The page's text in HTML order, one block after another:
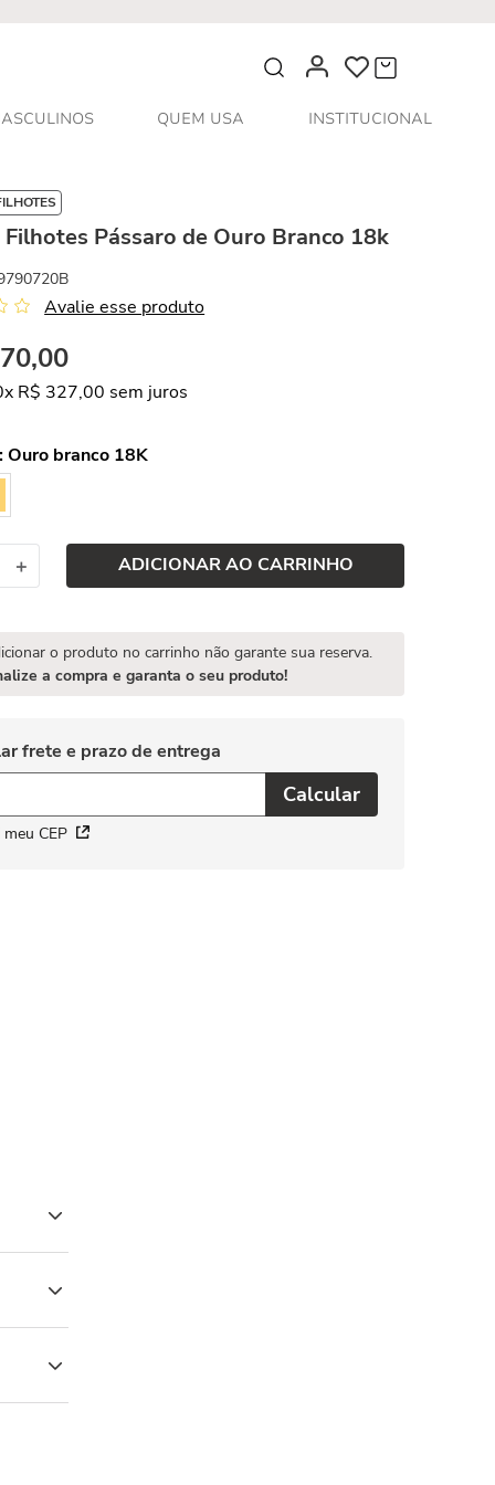
O que você procura?
QUEM USA
INSTITUCIONAL
Pássaro de Ouro Branco 18k
Avalie esse produto
,00
x R$ 327,00 sem juros
Ouro branco 18K
＋ ADICIONAR AO CARRINHO
o produto no carrinho não garante sua reserva.
a compra e garanta o seu produto!
CEP